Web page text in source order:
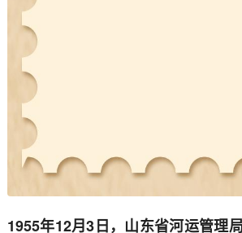
1955年12月3日，山东省河运管理